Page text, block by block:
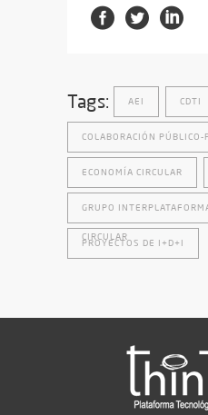
Tags: AEI CDTI
COLABORACIÓN PÚBLICO-
ECONOMÍA CIRCULAR
GRUPO
CIRCULAR
PROYECTOS DE I+D+I